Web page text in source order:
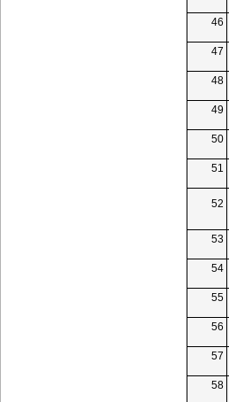
46
47
48
49
50
51
52
53
54
55
56
57
58